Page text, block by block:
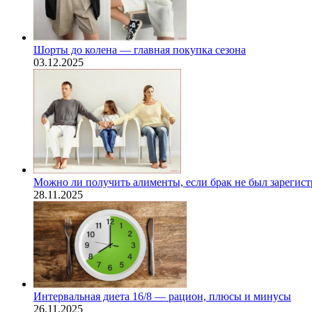
Шорты до колена — главная покупка сезона
03.12.2025
Можно ли получить алименты, если брак не был
28.11.2025
Интервальная диета 16/8 — рацион, плюсы и минусы
26.11.2025